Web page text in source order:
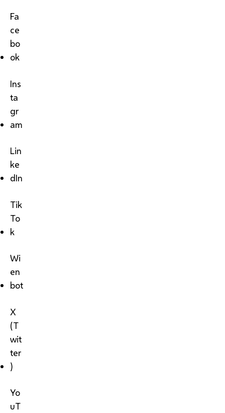
Fa
ce
bo
ok
Ins
ta
gr
am
Lin
ke
dIn
Tik
To
k
Wi
en
bot
X
(T
wit
ter
)
Yo
uT